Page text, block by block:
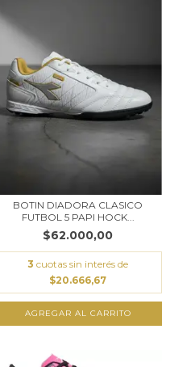
BOTIN DIADORA CLASICO
FUTBOL 5 PAPI HOCK...
$62.000,00
3 cuotas sin interés de
$20.666,67
AGREGAR AL CARRITO